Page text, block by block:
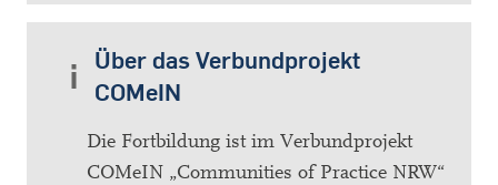
Über das Verbundprojekt
COMeIN
Die Fortbildung ist im Verbundprojekt
COMeIN „Communities of Practice NRW“